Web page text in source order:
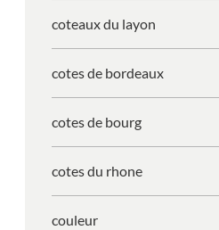
coteaux du layon
cotes de bordeaux
cotes de bourg
cotes du rhone
couleur